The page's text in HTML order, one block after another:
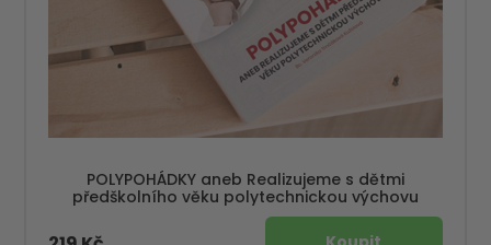
POLYPOHÁDKY aneb Realizujeme s dětmi
předškolního věku polytechnickou výchovu